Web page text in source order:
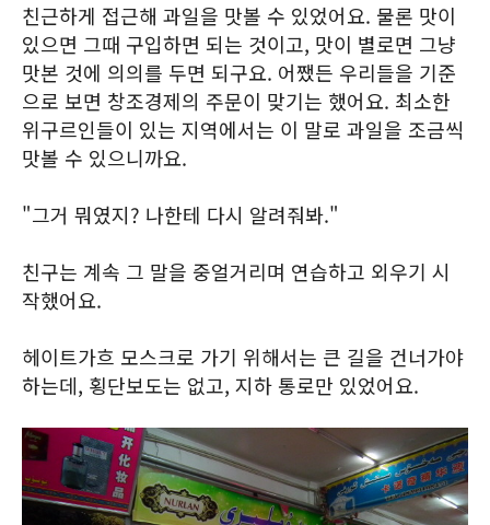
친근하게 접근해 과일을 맛볼 수 있었어요. 물론 맛이
있으면 그때 구입하면 되는 것이고, 맛이 별로면 그냥
맛본 것에 의의를 두면 되구요. 어쨌든 우리들을 기준
으로 보면 창조경제의 주문이 맞기는 했어요. 최소한
위구르인들이 있는 지역에서는 이 말로 과일을 조금씩
맛볼 수 있으니까요.
"그거 뭐였지? 나한테 다시 알려줘봐."
친구는 계속 그 말을 중얼거리며 연습하고 외우기 시
작했어요.
헤이트가흐 모스크로 가기 위해서는 큰 길을 건너가야
하는데, 횡단보도는 없고, 지하 통로만 있었어요.